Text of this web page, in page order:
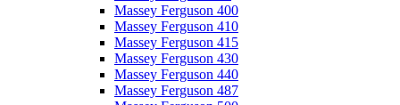
Massey Ferguson 400
Massey Ferguson 410
Massey Ferguson 415
Massey Ferguson 430
Massey Ferguson 440
Massey Ferguson 487